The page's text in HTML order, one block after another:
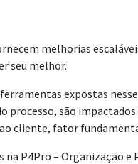
melhorias
seu melhor.
expostas
são
cliente, fator
na P4Pro – Organização e